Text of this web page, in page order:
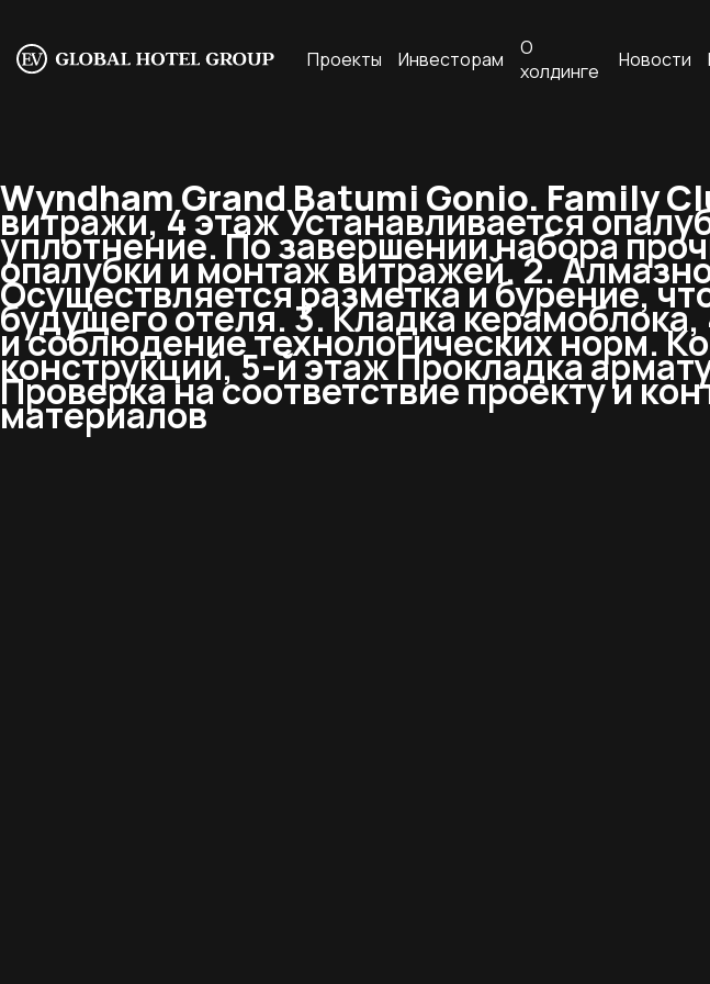
Проекты Инвесторам
О
холдинге
Новости
Wyndham Grand Batumi Gonio. Family
витражи, 4 этаж Устанавливается
уплотнение. По завершении набора
опалубки и монтаж витражей. 2.
Осуществляется разметка и бурение,
будущего отеля. 3. Кладка
и соблюдение технологических норм.
конструкций, 5-й этаж Прокладка
Проверка на соответствие проекту и
материалов